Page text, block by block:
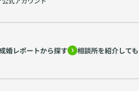
婚レポートから探す 相談所を紹介して